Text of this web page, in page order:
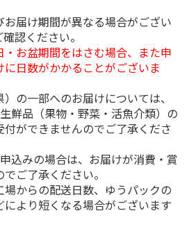
３
訳あり黄桃
3,200円
(送料・税込)
シャインマスカッ
3,980円
(送料・税込)
届け期間が異なる場合がござい
認ください。
お盆期間をはさむ場合、また申
日数がかかることがございま
の一部へのお届けについては、
鮮品（果物・野菜・活魚介類）の
ができませんのでご了承くださ
込みの場合は、お届けが消費・賞
ご了承ください。
からの配送日数、ゆうパックの
より短くなる場合がございます